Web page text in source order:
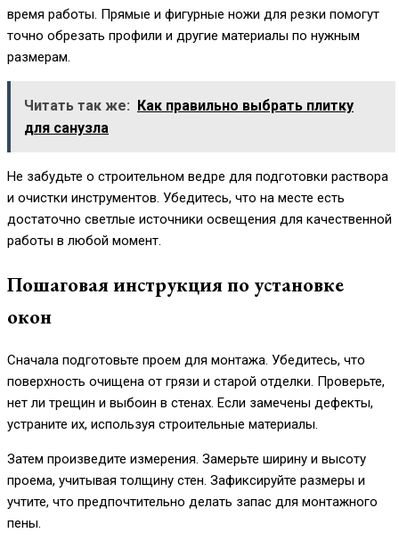
время работы. Прямые и фигурные ножи для резки помогут
точно обрезать профили и другие материалы по нужным
размерам.
Читать так же:
Как правильно выбрать плитку
для санузла
Не забудьте о строительном ведре для подготовки раствора
и очистки инструментов. Убедитесь, что на месте есть
достаточно светлые источники освещения для качественной
работы в любой момент.
Пошаговая инструкция по установке
окон
Сначала подготовьте проем для монтажа. Убедитесь, что
поверхность очищена от грязи и старой отделки. Проверьте,
нет ли трещин и выбоин в стенах. Если замечены дефекты,
устраните их, используя строительные материалы.
Затем произведите измерения. Замерьте ширину и высоту
проема, учитывая толщину стен. Зафиксируйте размеры и
учтите, что предпочтительно делать запас для монтажного
пены.